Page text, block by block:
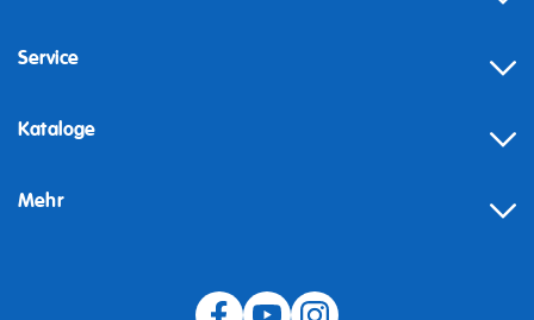
Service
Kataloge
Mehr